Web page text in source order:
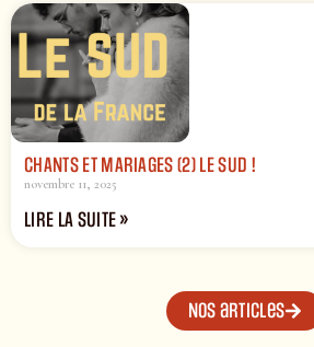
CHANTS ET MARIAGES (2) LE SUD !
novembre 11, 2025
LIRE LA SUITE »
Nos articles